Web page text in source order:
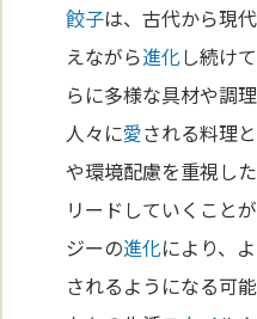
餃子は、古代から現
えながら進化し続け
らに多様な具材や調
人々に愛される料理
や環境配慮を重視し
リードしていくこと
ジーの進化により、
されるようになる可